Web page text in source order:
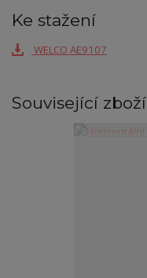
Ke stažení
WELCO AE9107
Související zboží